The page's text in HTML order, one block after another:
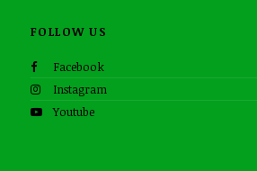
FOLLOW US
Facebook
Instagram
Youtube